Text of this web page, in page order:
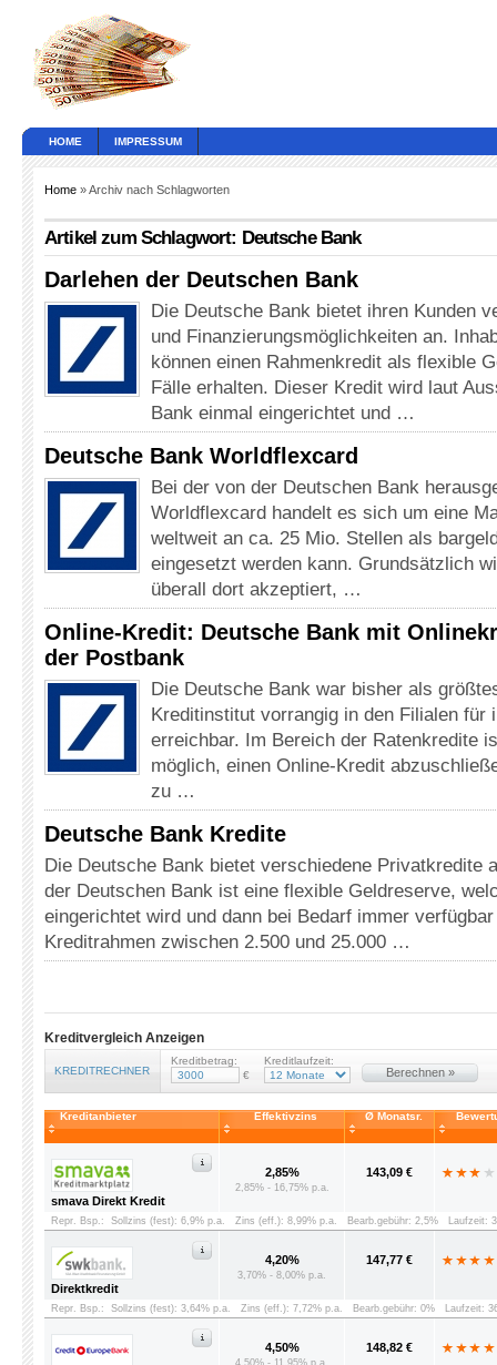
HOME IMPRESSUM
Home » Archiv nach Schlagworten
Artikel zum Schlagwort: Deutsche Bank
Darlehen der Deutschen Bank
Die Deutsche Bank bietet ihren Kunden
und Finanzierungsmöglichkeiten an.
können einen Rahmenkredit als flexible
Fälle erhalten. Dieser Kredit wird laut
Bank einmal eingerichtet und …
Deutsche Bank Worldflexcard
Bei der von der Deutschen Bank
Worldflexcard handelt es sich um eine
weltweit an ca. 25 Mio. Stellen als
eingesetzt werden kann. Grundsätzlich
überall dort akzeptiert, …
Online-Kredit: Deutsche Bank mit
der Postbank
Die Deutsche Bank war bisher als
Kreditinstitut vorrangig in den Filialen für
erreichbar. Im Bereich der Ratenkredite
möglich, einen Online-Kredit
zu …
Deutsche Bank Kredite
Die Deutsche Bank bietet verschiedene Privatkredite
der Deutschen Bank ist eine flexible Geldreserve,
eingerichtet wird und dann bei Bedarf immer
Kreditrahmen zwischen 2.500 und 25.000 …
Kreditvergleich Anzeigen
KREDITRECHNER
Kreditbetrag:
€
Kreditlaufzeit:
Berechnen »
Kreditanbieter Effektivzins Ø Monatsr.
smava Direkt Kredit
2,85%
2,85% - 16,75% p.a.
143,09 €
Repr. Bsp.: Sollzins (fest): 6,9% p.a. Zins (eff.): 8,99% p.a. Bearb.gebühr: 2,5% Laufzeit:
Direktkredit
4,20%
3,70% - 8,00% p.a.
147,77 €
Repr. Bsp.: Sollzins (fest): 3,64% p.a. Zins (eff.): 7,72% p.a. Bearb.gebühr: 0% Laufzeit:
4,50%
4,50% - 11,95% p.a.
148,82 €